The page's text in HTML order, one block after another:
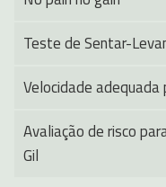
Teste de Sentar-
Velocidade
Avaliação de risco
Gil